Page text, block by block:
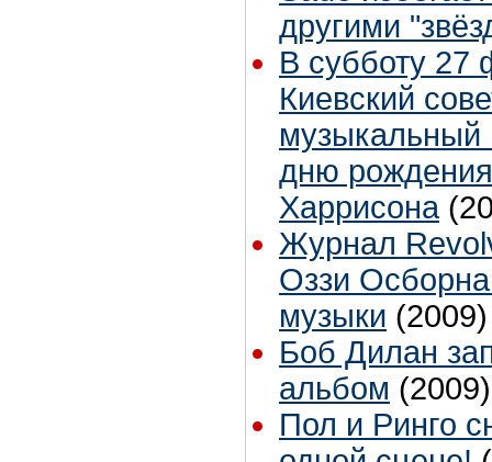
другими
В субботу 27
Киевский
музыкальный
дню
Харрисона
Журнал
Оззи Осборна
музыки (2009)
Боб Дилан
альбом (2009)
Пол и Ринго